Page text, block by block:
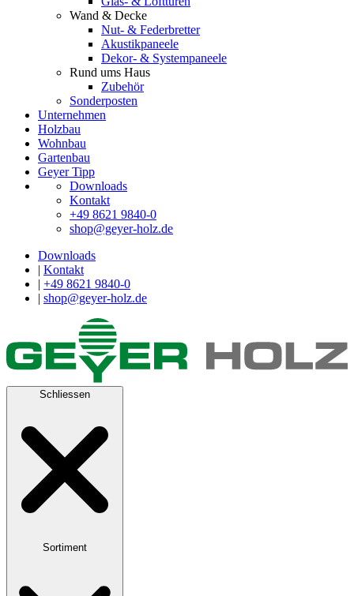
Wand & Decke
Nut- & Federbretter
Akustikpaneele
Dekor- & Systempaneele
Rund ums Haus
Zubehör
Sonderposten
Unternehmen
Holzbau
Wohnbau
Gartenbau
Geyer Tipp
Downloads
Kontakt
+49 8621 9840-0
shop@geyer-holz.de
Downloads
| Kontakt
| +49 8621 9840-0
| shop@geyer-holz.de
Schliessen
Sortiment